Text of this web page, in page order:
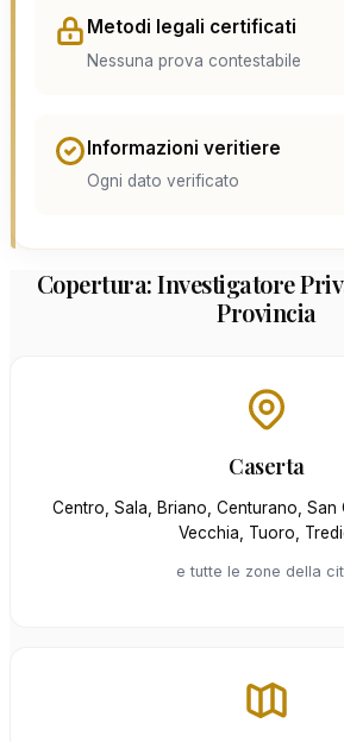
Metodi legali certificati
Nessuna prova contestabile
Informazioni veritiere
Ogni dato verificato
Copertura: Investigatore
Provincia
Caserta
Centro, Sala, Briano, Centurano, San
Vecchia, Tuoro,
e tutte le zone della